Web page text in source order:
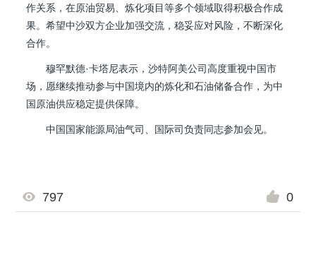
作关系，在原油贸易、炼化项目等多个领域取得积极合作成
果。希望中沙双方企业加强交流，稳妥应对风险，不断深化
合作。
穆罕默德·卡塔尼表示，沙特阿美公司高度重视中国市
场，愿继续推动参与中国境内的炼化和石油储备合作，为中
国原油供应稳定提供保障。
中国国家能源局油气司、国际司负责同志参加会见。
797 0